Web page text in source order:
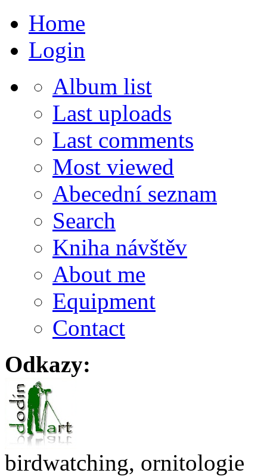
Home
Login
Album list
Last uploads
Last comments
Most viewed
Abecední seznam
Search
Kniha návštěv
About me
Equipment
Contact
Odkazy:
birdwatching, ornitologie